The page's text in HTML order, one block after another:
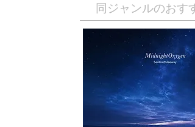
同ジャンルのおす